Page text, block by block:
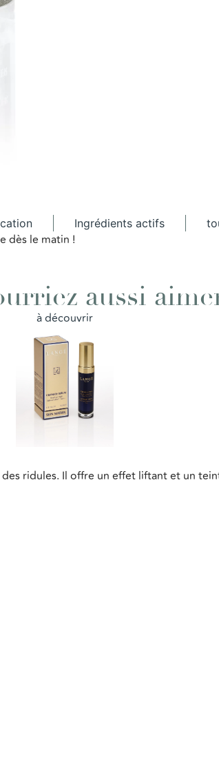
Ingrédients actifs
dès le matin !
aussi
à découvrir
ridules. Il offre un effet liftant et un